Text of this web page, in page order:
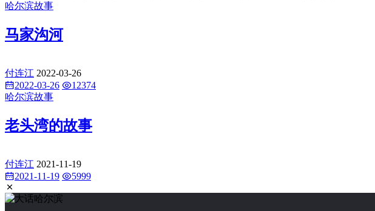
哈尔滨故事
马家沟河
付连江 2022-03-26
2022-03-26
12374
哈尔滨故事
老头湾的故事
付连江 2021-11-19
2021-11-19
5999